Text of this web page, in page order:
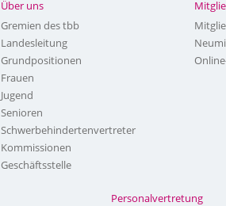
Über uns
Gremien des tbb
Landesleitung
Grundpositionen
Frauen
Jugend
Senioren
Schwerbehindertenvertreter
Kommissionen
Geschäftsstelle
Personalvertretung